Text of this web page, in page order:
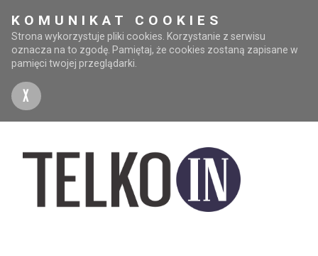
KOMUNIKAT COOKIES
Strona wykorzystuje pliki cookies. Korzystanie z serwisu
oznacza na to zgodę. Pamiętaj, że cookies zostaną zapisane w
pamięci twojej przeglądarki.
X